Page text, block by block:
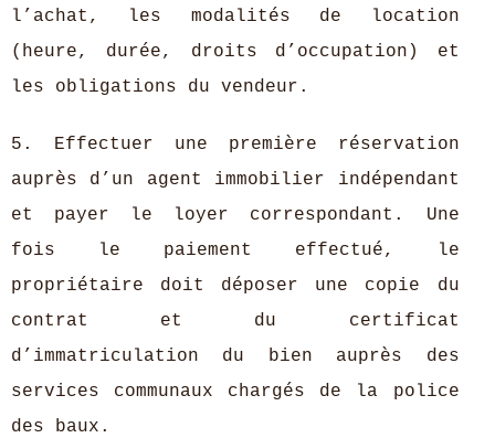
l’achat, les modalités de location
(heure, durée, droits d’occupation) et
les obligations du vendeur.
5. Effectuer une première réservation
auprès d’un agent immobilier indépendant
et payer le loyer correspondant. Une
fois le paiement effectué, le
propriétaire doit déposer une copie du
contrat et du certificat
d’immatriculation du bien auprès des
services communaux chargés de la police
des baux.